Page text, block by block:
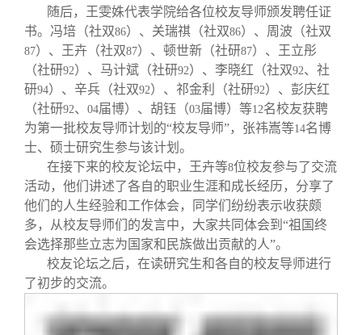
随后，王雯姝代表学院给各位校友导师颁发聘任证
书。冯培（社双86）、关瑞祺（社双86）、周波（社双
87）、王卉（社双87）、顿世新（社研87）、王立彤
（社研92）、马计斌（社研92）、李晓红（社双92、社
研94）、辛兵（社双92）、祁金利（社研92）、彭庆红
（社研92、 04届博）、胡钰（03届博）等12名校友获聘
为第一批校友导师计划的“校友导师”，张祎嵩等14名博
士、硕士研究生参与该计划。
在接下来的校友论坛中，王卉等8位校友参与了交流
活动，他们讲述了各自的职业生涯和成长经历，分享了
他们的人生经验和工作体会，同学们纷纷表示收获颇
多，从校友导师们的发言中，大家共同体会到“祖国终
会选择那些立志为国家和民族做出贡献的人”。
校友论坛之后，在读研究生和各自的校友导师进行
了初步的交流。